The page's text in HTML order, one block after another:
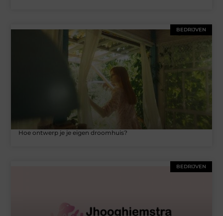
BEDRIJVEN
Hoe ontwerp je je eigen droomhuis?
BEDRIJVEN